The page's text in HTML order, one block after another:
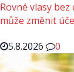
Rovné vlasy
může změnit
5.8.2026
0